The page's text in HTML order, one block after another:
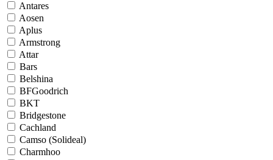
Antares
Aosen
Aplus
Armstrong
Attar
Bars
Belshina
BFGoodrich
BKT
Bridgestone
Cachland
Camso (Solideal)
Charmhoo